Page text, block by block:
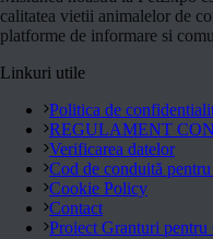
calitatea vietii animalelor de
platforme de informare si
Linkuri utile
Politica de
REGULAMENT
Verificarea datelor
Cod de conduită
Cookie Policy
Contact
Proiect Granturi